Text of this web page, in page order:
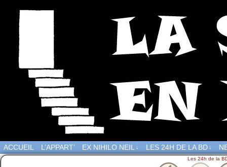
ACCUEIL L’APPART’ EX NIHILO NEIL ↓ LES 24H DE LA BD ↓
Les 24h de la